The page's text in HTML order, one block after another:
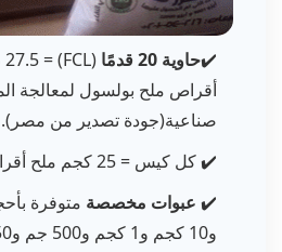
✔️حاوية 20 قدمًا
صناعية(جودة تصدير من مصر).
✔️ كل كيس = 25 كجم ملح أقراص مكرر ممتاز.
✔️ عبوات مخصصة
و10 كجم و1 كجم و500 جم و250 جم.